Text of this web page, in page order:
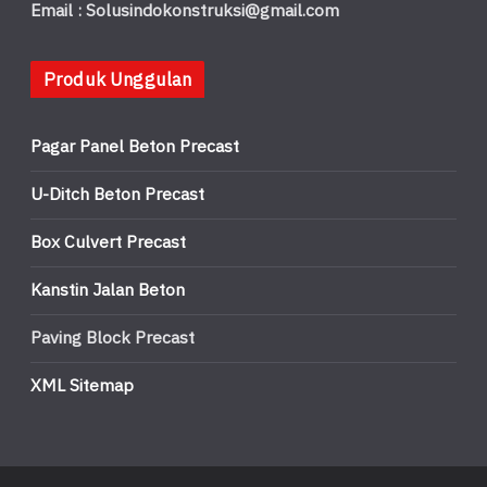
Email : Solusindokonstruksi@gmail.com
Produk Unggulan
Pagar Panel Beton Precast
U-Ditch Beton Precast
Box Culvert Precast
Kanstin Jalan Beton
Paving Block Precast
XML Sitemap